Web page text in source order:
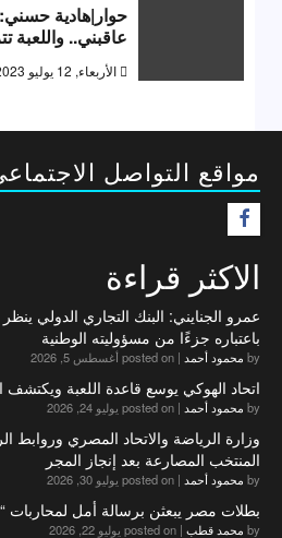
حوار|هادية حسني:
عاقبني.. واللعبة
الأربعاء, 12 يوليو 2023, 4:08 م
مواقع التواصل
الاكثر قراءة
عمرو الجنايني: البنك التجاري الدولي
باعتباره جزءًا من مسؤوليته الوطنية
by محمود أحمد | posted on أغسطس 5, 2026
اتحاد الهوكي يوسع قاعدة اللعبة
by محمود أحمد | posted on يوليو 24, 2026
وزارة الرياضة والاتحاد المصري وروابط
المنتخب المصارعة بعد إنجاز المجر
by محمود أحمد | posted on يوليو 30, 2026
بطلات مصر يبعثن برسالة أمل لمحاربات
by محمد قطب | posted on يوليو 22, 2026